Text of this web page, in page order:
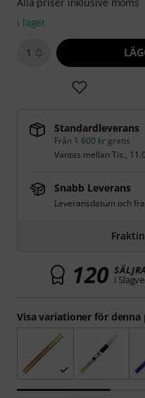
Visa variationer för
i lager
1
Standardleverans
Från 1 600 kr gratis
Väntas mellanTis.,
Snabb Leverans
Leveransdatum och
120 i